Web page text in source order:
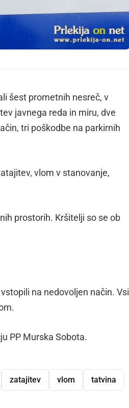
šest prometnih nesreč, v
javnega reda in miru, dve
tri poškodbe na parkirnih
vlom v stanovanje,
prostorih. Kršitelji so se ob
na nedovoljen način. Vsi
PP Murska Sobota.
zatajitev vlom tatvina